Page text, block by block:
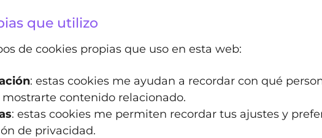
que utilizo
de cookies propias que uso en esta web:
: estas cookies me ayudan a recordar con qué
contenido relacionado.
: estas cookies me permiten recordar tus ajustes y
de privacidad.